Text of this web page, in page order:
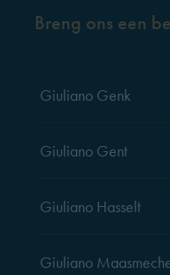
Breng ons een
Giuliano Genk
Giuliano Gent
Giuliano Hasselt
Giuliano